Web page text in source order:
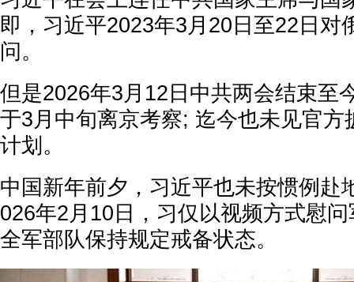
即，习近平2023年3月20日至22日对
问。
但是2026年3月12日中共两会结束至
于3月中旬离京考察; 迄今也未见官方
计划。
中国新年前夕，习近平也未按惯例赴
026年2月10日，习仅以视频方式慰
全军部队保持规定戒备状态。